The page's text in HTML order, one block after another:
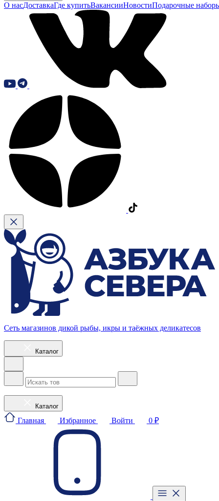
О насДоставкаГде купитьВакансииНовостиПодарочные
Сеть магазинов дикой рыбы, икры и таёжных деликатесов
Каталог
Каталог
Главная Избранное Войти 0 ₽